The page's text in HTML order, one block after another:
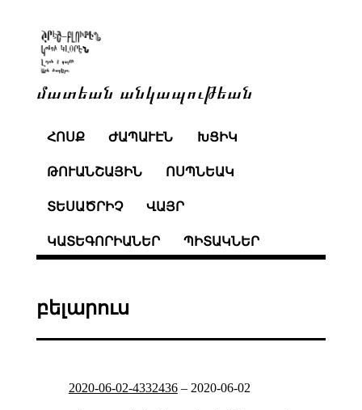
մատեան անկապութեան
ՀՈՍՔ ԺԱՊԱՒԷՆ ԽՑԻԿ
ԹՈՒԱՆՇԱՅԻՆ ՈՍՊՆԵԱԿ
ՏԵՍԱԾՐԻՉ ՎԱՅՐ
ԿԱՏԵԳՈՐԻԱՆԵՐ ՊԻՏԱԿՆԵՐ
բելարուս
2020-06-02-4332436– 2020-06-02